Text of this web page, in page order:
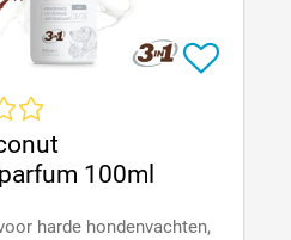
van 0 van 5 sterren
100ml
harde hondenvachten,